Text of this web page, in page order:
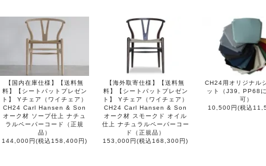
【国内在庫仕様】【送料無
料】【シートパットプレゼン
ト】 Yチェア（ワイチェア）
CH24 Carl Hansen & Son
オーク材 ソープ仕上 ナチュ
ラルペーパーコード（正規
品）
144,000円(税込158,400円)
【海外取寄仕様】【送料無
料】【シートパットプレゼン
ト】 Yチェア（ワイチェア）
CH24 Carl Hansen & Son
オーク材 スモークド オイル
仕上 ナチュラルペーパーコー
ド（正規品）
153,000円(税込168,300円)
CH24用オリジナル
ット（J39, PP68
可）
10,500円(税込